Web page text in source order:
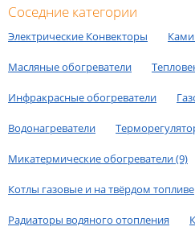
Соседние категории
Электрические Конвекторы
Масляные обогреватели
Инфракрасные обогреватели
Водонагреватели
Микатермические обогреватели (9)
Котлы газовые и на твёрдом топливе
Радиаторы водяного отопления